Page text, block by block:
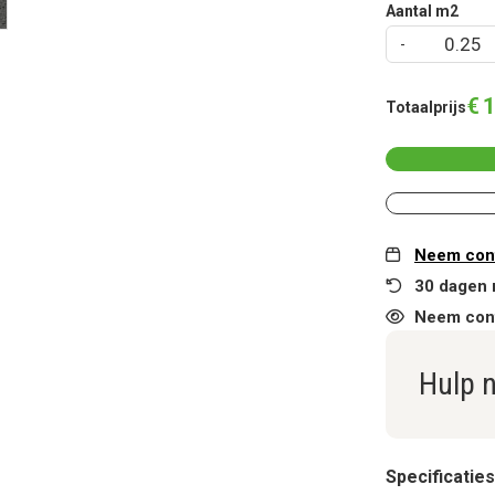
Aantal m2
Totaalprijs€
Neem
30 dagen
Neem
Hulp
Specificaties